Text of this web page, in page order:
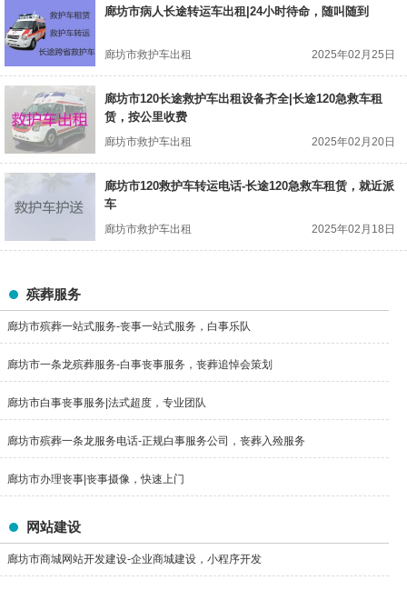
廊坊市病人长途转运车出租|24小时待命，随叫随到
廊坊市救护车出租 2025年02月25日
廊坊市120长途救护车出租设备齐全|长途120急救车租
赁，按公里收费
廊坊市救护车出租 2025年02月20日
廊坊市120救护车转运电话-长途120急救车租赁，就近派
车
廊坊市救护车出租 2025年02月18日
殡葬服务
廊坊市殡葬一站式服务-丧事一站式服务，白事乐队
廊坊市一条龙殡葬服务-白事丧事服务，丧葬追悼会策划
廊坊市白事丧事服务|法式超度，专业团队
廊坊市殡葬一条龙服务电话-正规白事服务公司，丧葬入殓服务
廊坊市办理丧事|丧事摄像，快速上门
网站建设
廊坊市商城网站开发建设-企业商城建设，小程序开发